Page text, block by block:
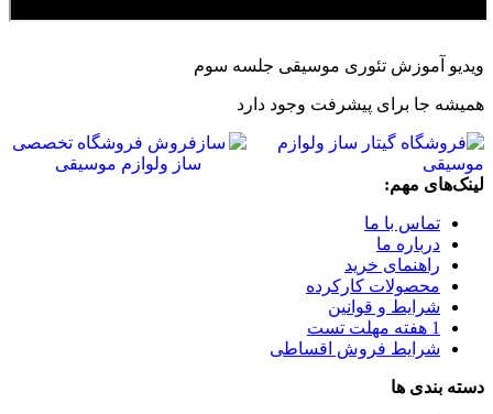
ویدیو آموزش تئوری موسیقی جلسه سوم
همیشه جا برای پیشرفت وجود دارد
لینک‌های مهم:
تماس با ما
درباره ما
راهنمای خرید
محصولات کارکرده
شرایط و قوانین
1 هفته مهلت تست
شرایط فروش اقساطی
دسته بندی ها